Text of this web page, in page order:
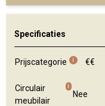
Specificaties
Prijscategorie i €€
Circulair
meubilair
i
Nee